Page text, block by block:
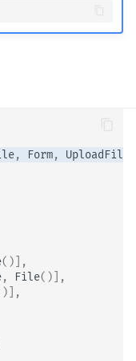
, Form, UploadFile
()],
, File()],